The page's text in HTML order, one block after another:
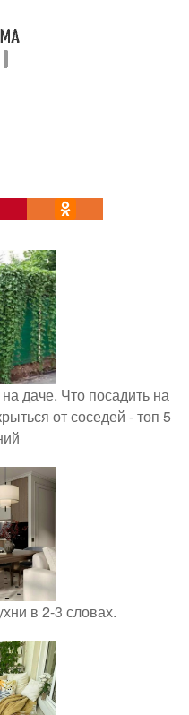
даче. Что посадить на
от соседей - топ 5
в 2-3 словах.